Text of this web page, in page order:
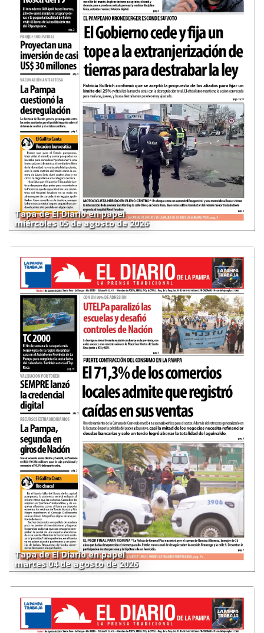
Tapa de El Diario en papel
miércoles 05 de agosto de 2026
Tapa de El Diario en papel
martes 04 de agosto de 2026